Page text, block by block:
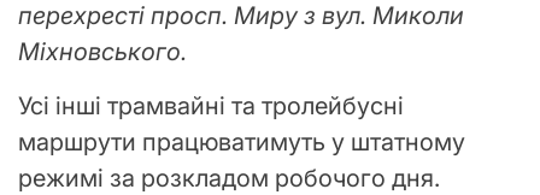
перехресті просп. Миру з вул. Миколи
Міхновського.
Усі інші трамвайні та тролейбусні
маршрути працюватимуть у штатному
режимі за розкладом робочого дня.